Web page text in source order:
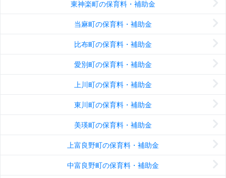
東神楽町の保育料・補助金
当麻町の保育料・補助金
比布町の保育料・補助金
愛別町の保育料・補助金
上川町の保育料・補助金
東川町の保育料・補助金
美瑛町の保育料・補助金
上富良野町の保育料・補助金
中富良野町の保育料・補助金